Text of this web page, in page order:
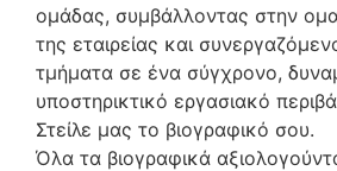
ομάδας, συμβάλλοντας στην
της εταιρείας και
τμήματα σε ένα σύγχρονο,
υποστηρικτικό εργασιακό
Στείλε μας το βιογραφικό σου.
Όλα τα βιογραφικά